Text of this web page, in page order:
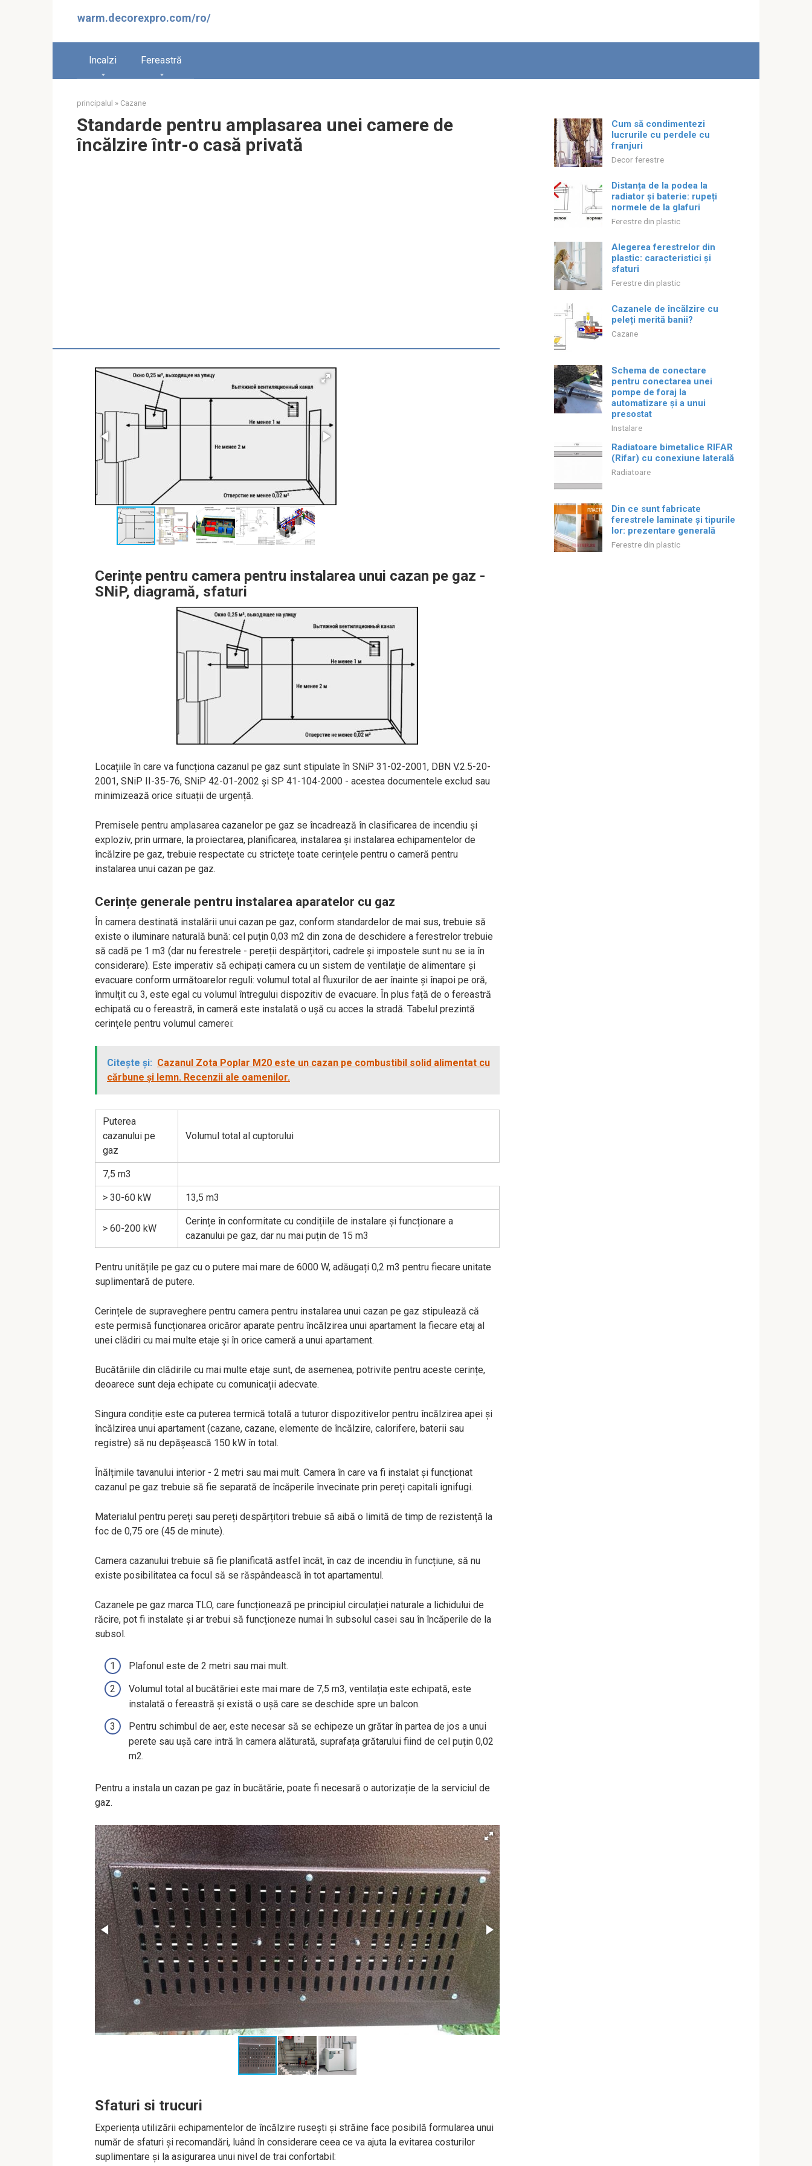
warm.decorexpro.com/ro/
Incalzi Fereastră
principalul » Cazane
Standarde pentru amplasarea unei camere de
încălzire într-o casă privată
Cerințe pentru camera pentru instalarea unui cazan pe gaz -
SNiP, diagramă, sfaturi
Locațiile în care va funcționa cazanul pe gaz sunt stipulate în SNiP 31-02-2001, DBN V.2.5-20-
2001, SNiP II-35-76, SNiP 42-01-2002 și SP 41-104-2000 - acestea documentele exclud sau
minimizează orice situații de urgență.
Premisele pentru amplasarea cazanelor pe gaz se încadrează în clasificarea de incendiu și
exploziv, prin urmare, la proiectarea, planificarea, instalarea și instalarea echipamentelor de
încălzire pe gaz, trebuie respectate cu strictețe toate cerințele pentru o cameră pentru
instalarea unui cazan pe gaz.
Cerințe generale pentru instalarea aparatelor cu gaz
În camera destinată instalării unui cazan pe gaz, conform standardelor de mai sus, trebuie să
existe o iluminare naturală bună: cel puțin 0,03 m2 din zona de deschidere a ferestrelor trebuie
să cadă pe 1 m3 (dar nu ferestrele - pereții despărțitori, cadrele și impostele sunt nu se ia în
considerare). Este imperativ să echipați camera cu un sistem de ventilație de alimentare și
evacuare conform următoarelor reguli: volumul total al fluxurilor de aer înainte și înapoi pe oră,
înmulțit cu 3, este egal cu volumul întregului dispozitiv de evacuare. În plus față de o fereastră
echipată cu o fereastră, în cameră este instalată o ușă cu acces la stradă. Tabelul prezintă
cerințele pentru volumul camerei:
Citește și: Cazanul Zota Poplar M20 este un cazan pe combustibil solid alimentat cu
cărbune și lemn. Recenzii ale oamenilor.
Puterea
cazanului pe
gaz
Volumul total al cuptorului
7,5 m3
> 30-60 kW 13,5 m3
> 60-200 kW
Cerințe în conformitate cu condițiile de instalare și funcționare a
cazanului pe gaz, dar nu mai puțin de 15 m3
Pentru unitățile pe gaz cu o putere mai mare de 6000 W, adăugați 0,2 m3 pentru fiecare unitate
suplimentară de putere.
Cerințele de supraveghere pentru camera pentru instalarea unui cazan pe gaz stipulează că
este permisă funcționarea oricăror aparate pentru încălzirea unui apartament la fiecare etaj al
unei clădiri cu mai multe etaje și în orice cameră a unui apartament.
Bucătăriile din clădirile cu mai multe etaje sunt, de asemenea, potrivite pentru aceste cerințe,
deoarece sunt deja echipate cu comunicații adecvate.
Singura condiție este ca puterea termică totală a tuturor dispozitivelor pentru încălzirea apei și
încălzirea unui apartament (cazane, cazane, elemente de încălzire, calorifere, baterii sau
registre) să nu depășească 150 kW în total.
Înălțimile tavanului interior - 2 metri sau mai mult. Camera în care va fi instalat și funcționat
cazanul pe gaz trebuie să fie separată de încăperile învecinate prin pereți capitali ignifugi.
Materialul pentru pereți sau pereți despărțitori trebuie să aibă o limită de timp de rezistență la
foc de 0,75 ore (45 de minute).
Camera cazanului trebuie să fie planificată astfel încât, în caz de incendiu în funcțiune, să nu
existe posibilitatea ca focul să se răspândească în tot apartamentul.
Cazanele pe gaz marca TLO, care funcționează pe principiul circulației naturale a lichidului de
răcire, pot fi instalate și ar trebui să funcționeze numai în subsolul casei sau în încăperile de la
subsol.
Plafonul este de 2 metri sau mai mult.
Volumul total al bucătăriei este mai mare de 7,5 m3, ventilația este echipată, este
instalată o fereastră și există o ușă care se deschide spre un balcon.
Pentru schimbul de aer, este necesar să se echipeze un grătar în partea de jos a unui
perete sau ușă care intră în camera alăturată, suprafața grătarului fiind de cel puțin 0,02
m2.
Pentru a instala un cazan pe gaz în bucătărie, poate fi necesară o autorizație de la serviciul de
gaz.
Sfaturi si trucuri
Experiența utilizării echipamentelor de încălzire rusești și străine face posibilă formularea unui
număr de sfaturi și recomandări, luând în considerare ceea ce va ajuta la evitarea costurilor
suplimentare și la asigurarea unui nivel de trai confortabil:
Cum să condimentezi
lucrurile cu perdele cu
franjuri
Decor ferestre
Distanța de la podea la
radiator și baterie: rupeți
normele de la glafuri
Ferestre din plastic
Alegerea ferestrelor din
plastic: caracteristici și
sfaturi
Ferestre din plastic
Cazanele de încălzire cu
peleți merită banii?
Cazane
Schema de conectare
pentru conectarea unei
pompe de foraj la
automatizare și a unui
presostat
Instalare
Radiatoare bimetalice RIFAR
(Rifar) cu conexiune laterală
Radiatoare
Din ce sunt fabricate
ferestrele laminate și tipurile
lor: prezentare generală
Ferestre din plastic